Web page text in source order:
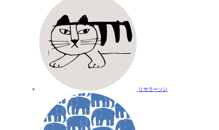
リサラーソン